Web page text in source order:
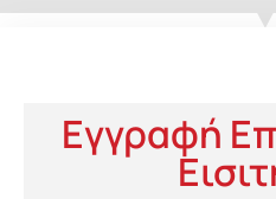
Εγγραφή